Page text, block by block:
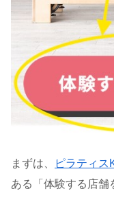
まずは、 ピラティス
ある「体験する店舗